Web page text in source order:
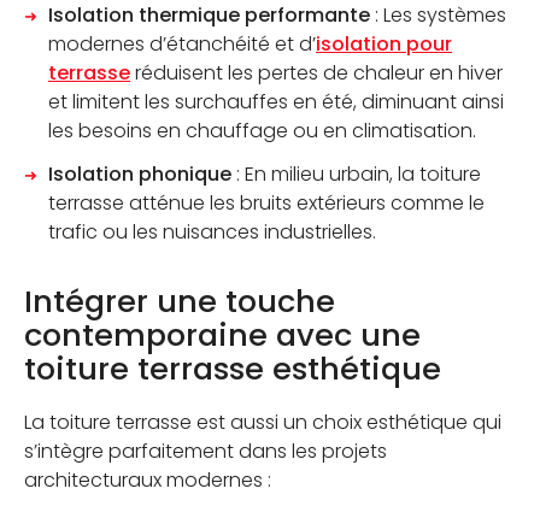
Isolation thermique performante : Les systèmes
modernes d’étanchéité et d’isolation pour
terrasseréduisent les pertes de chaleur en hiver
et limitent les surchauffes en été, diminuant ainsi
les besoins en chauffage ou en climatisation.
Isolation phonique : En milieu urbain, la toiture
terrasse atténue les bruits extérieurs comme le
trafic ou les nuisances industrielles.
Intégrer une touche
contemporaine avec une
toiture terrasse esthétique
La toiture terrasse est aussi un choix esthétique qui
s’intègre parfaitement dans les projets
architecturaux modernes :